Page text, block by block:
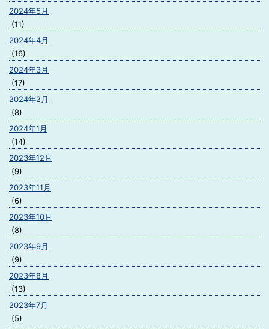
2024年5月
(11)
2024年4月
(16)
2024年3月
(17)
2024年2月
(8)
2024年1月
(14)
2023年12月
(9)
2023年11月
(6)
2023年10月
(8)
2023年9月
(9)
2023年8月
(13)
2023年7月
(5)